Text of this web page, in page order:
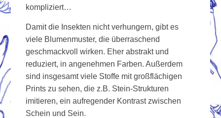
kompliziert…
Damit die Insekten nicht verhungern, gibt es
viele Blumenmuster, die überraschend
geschmackvoll wirken. Eher abstrakt und
reduziert, in angenehmen Farben. Außerdem
sind insgesamt viele Stoffe mit großflächigen
Prints zu sehen, die z.B. Stein-Strukturen
imitieren, ein aufregender Kontrast zwischen
Schein und Sein.